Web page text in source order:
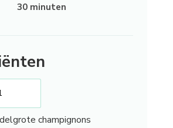
30 minuten
champignons